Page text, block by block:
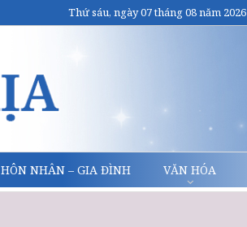
Thứ sáu, ngày 07 tháng 08 năm 2026
HÔN NHÂN – GIA ĐÌNH VĂN HÓA